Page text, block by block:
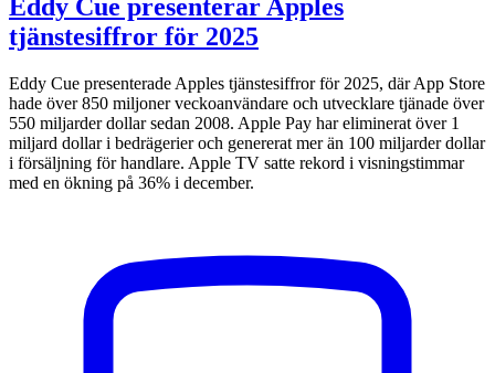
Eddy Cue presenterar Apples
tjänstesiffror för 2025
Eddy Cue presenterade Apples tjänstesiffror för 2025, där App Store
hade över 850 miljoner veckoanvändare och utvecklare tjänade över
550 miljarder dollar sedan 2008. Apple Pay har eliminerat över 1
miljard dollar i bedrägerier och genererat mer än 100 miljarder dollar
i försäljning för handlare. Apple TV satte rekord i visningstimmar
med en ökning på 36% i december.